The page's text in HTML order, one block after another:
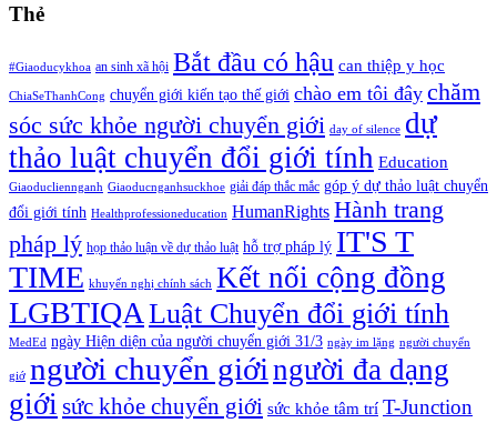
Thẻ
#Giaoducykhoa an sinh xã hội Bắt đầu có hậu can thiệp y học
ChiaSeThanhCong chuyển giới kiến tạo thế giới chào em tôi đây chăm
sóc sức khỏe người chuyển giới day of silence dự
thảo luật chuyển đổi giới tính Education
Giaoducliennganh Giaoducnganhsuckhoe giải đáp thắc mắc góp ý dự thảo luật chuyển
đổi giới tính Healthprofessioneducation HumanRights Hành trang
pháp lý họp thảo luận về dự thảo luật hỗ trợ pháp lý IT'S T
TIME khuyến nghị chính sách Kết nối cộng đồng
LGBTIQALuật Chuyển đổi giới tính
MedEd ngày Hiện diện của người chuyển giới 31/3 ngày im lặng người chuyển
giớ người chuyển giới người đa dạng
giới sức khỏe chuyển giới sức khỏe tâm trí T-Junction